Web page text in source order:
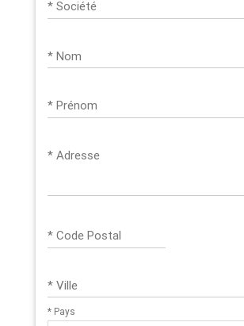
* Société
* Nom
* Prénom
* Adresse
* Code Postal
* Ville
* Pays